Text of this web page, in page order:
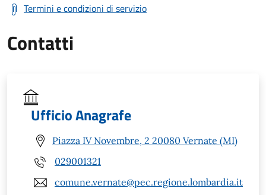
Termini e condizioni di servizio
Contatti
Ufficio Anagrafe
Piazza IV Novembre, 2 20080 Vernate (MI)
029001321
comune.vernate@pec.regione.lombardia.it